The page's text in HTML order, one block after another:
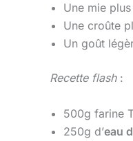
Une mie
Une croûte
Un goût
Recette flash:
500g farine
250g d’eau